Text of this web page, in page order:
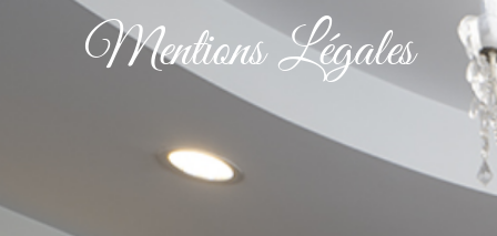
Mentions Légales